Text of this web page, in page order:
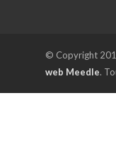
© Copyright
web Meedle.